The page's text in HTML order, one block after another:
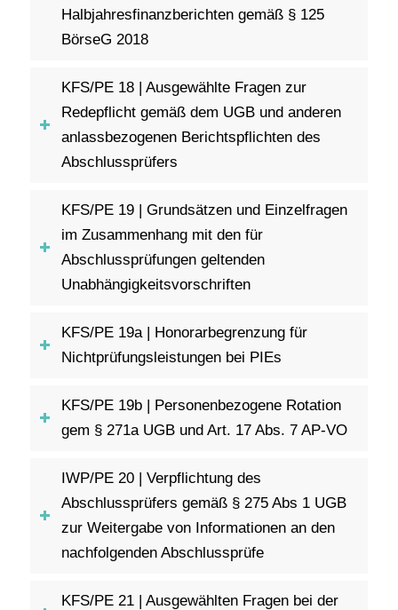
Halbjahresfinanzberichten gemäß § 125
BörseG 2018
KFS/PE 18 | Ausgewählte Fragen zur
Redepflicht gemäß dem UGB und anderen
anlassbezogenen Berichtspflichten des
Abschlussprüfers
KFS/PE 19 | Grundsätzen und Einzelfragen
im Zusammenhang mit den für
Abschlussprüfungen geltenden
Unabhängigkeitsvorschriften
KFS/PE 19a | Honorarbegrenzung für
Nichtprüfungsleistungen bei PIEs
KFS/PE 19b | Personenbezogene Rotation
gem § 271a UGB und Art. 17 Abs. 7 AP-VO
IWP/PE 20 | Verpflichtung des
Abschlussprüfers gemäß § 275 Abs 1 UGB
zur Weitergabe von Informationen an den
nachfolgenden Abschlussprüfe
KFS/PE 21 | Ausgewählten Fragen bei der